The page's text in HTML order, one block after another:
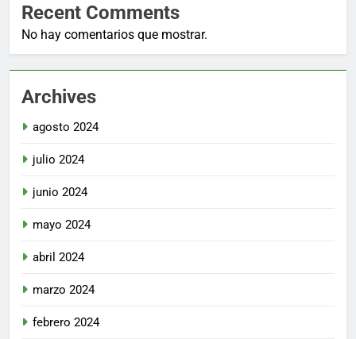
Recent Comments
No hay comentarios que mostrar.
Archives
agosto 2024
julio 2024
junio 2024
mayo 2024
abril 2024
marzo 2024
febrero 2024